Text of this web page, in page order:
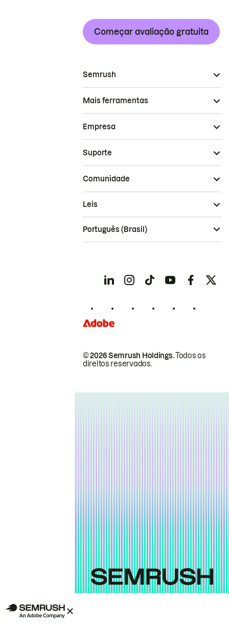
Começar avaliação gratuita
Semrush
Mais ferramentas
Empresa
Suporte
Comunidade
© 2026 Semrush Holdings.Todos os
direitos reservados.
Leis
Português (Brasil)